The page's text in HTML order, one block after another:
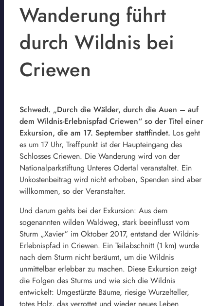
Wanderung führt
durch Wildnis bei
Criewen
Schwedt. „Durch die Wälder, durch die Auen – auf
dem Wildnis-Erlebnispfad Criewen“ so der Titel einer
Exkursion, die am 17. September stattfindet. Los geht
es um 17 Uhr, Treffpunkt ist der Haupteingang des
Schlosses Criewen. Die Wanderung wird von der
Nationalparkstiftung Unteres Odertal veranstaltet. Ein
Unkostenbeitrag wird nicht erhoben, Spenden sind aber
willkommen, so der Veranstalter.
Und darum gehts bei der Exkursion: Aus dem
sogenannten wilden Waldweg, stark beeinflusst vom
Sturm „Xavier“ im Oktober 2017, entstand der Wildnis-
Erlebnispfad in Criewen. Ein Teilabschnitt (1 km) wurde
nach dem Sturm nicht beräumt, um die Wildnis
unmittelbar erlebbar zu machen. Diese Exkursion zeigt
die Folgen des Sturms und wie sich die Wildnis
entwickelt: Umgestürzte Bäume, riesige Wurzelteller,
totes Holz, das verrottet und wieder neues Leben